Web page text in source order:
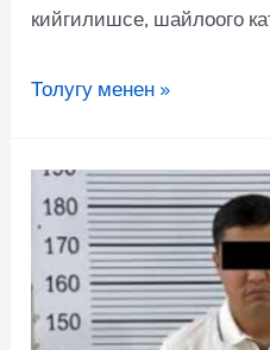
кийгилишсе, шайлоого
Толугу менен »